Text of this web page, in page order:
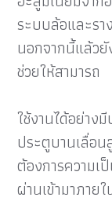
ระบบล้อและรา
นอกจากนี้แล้วยั
ช่วยให้สามารถ
ใช้งานได้อย่าง
ประตูบานเลื่อ
ต้องการความ
ผ่านเข้ามาภาย